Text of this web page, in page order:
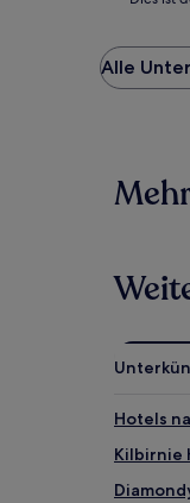
niedrigste
Preis
den
einen
Aufenthalt
1
von
wurde.
Preise
und
Alle
Hotels
Kilbirnie